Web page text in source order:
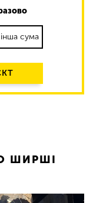
інша сума
ШИРШІ